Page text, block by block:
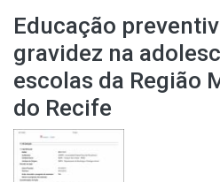
Educação
gravidez na
escolas da Região
do Recife